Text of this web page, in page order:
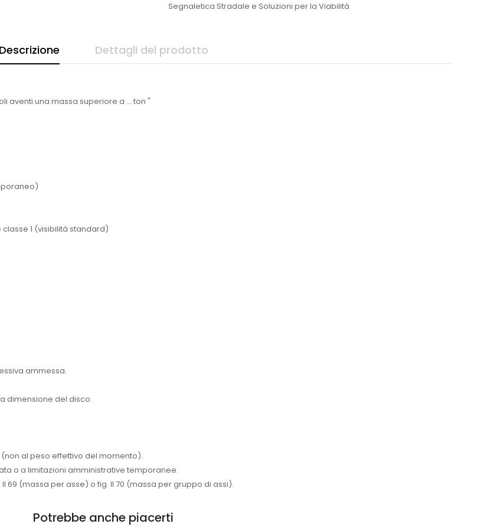
Segnaletica Stradale e Soluzioni per la Viabilità
Descrizione Dettagli del prodotto
aventi una massa superiore a ... ton "
1 (visibilità standard)
ammessa.
dimensione del disco.
al peso effettivo del momento).
o a limitazioni amministrative temporanee.
(massa per asse) o fig. II 70 (massa per gruppo di assi).
Potrebbe anche piacerti